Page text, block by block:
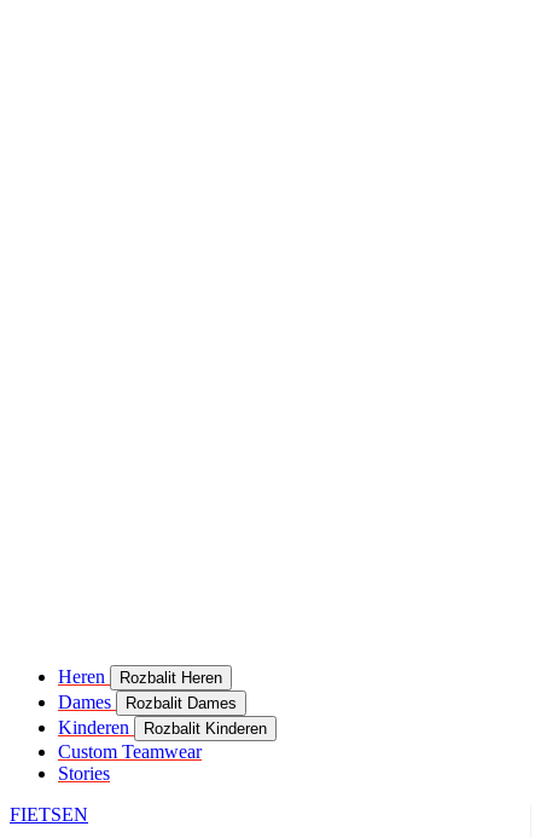
Heren Rozbalit Heren
Dames Rozbalit Dames
Kinderen Rozbalit Kinderen
Custom Teamwear
Stories
FIETSEN